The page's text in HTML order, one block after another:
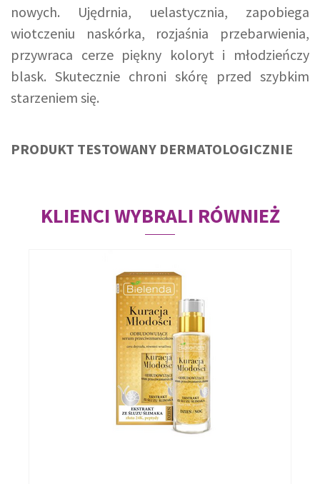
nowych. Ujędrnia, uelastycznia, zapobiega
wiotczeniu naskórka, rozjaśnia przebarwienia,
przywraca cerze piękny koloryt i młodzieńczy
blask. Skutecznie chroni skórę przed szybkim
starzeniem się.
PRODUKT TESTOWANY DERMATOLOGICZNIE
KLIENCI WYBRALI RÓWNIEŻ